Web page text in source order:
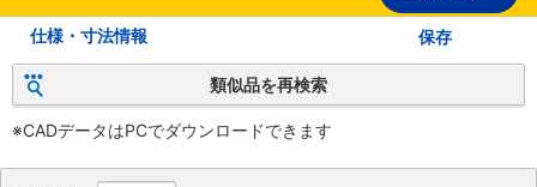
仕様・寸法情報 保存
類似品を再検索
※CADデータはPCでダウンロードできます